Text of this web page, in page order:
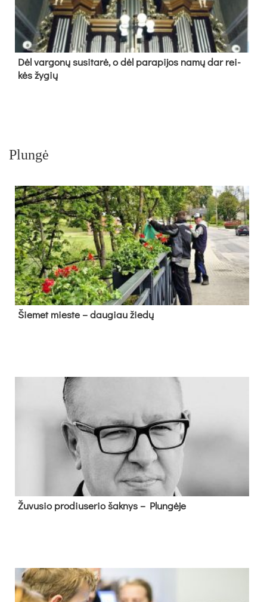
Dėl var­go­nų su­si­ta­rė, o dėl pa­ra­pi­jos na­mų dar rei­
kės žy­gių
Plungė
Šie­met mies­te – dau­giau žie­dų
Žu­vu­sio pro­diu­se­rio šak­nys – Plun­gė­je